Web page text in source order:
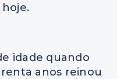
idade quando
anos reinou